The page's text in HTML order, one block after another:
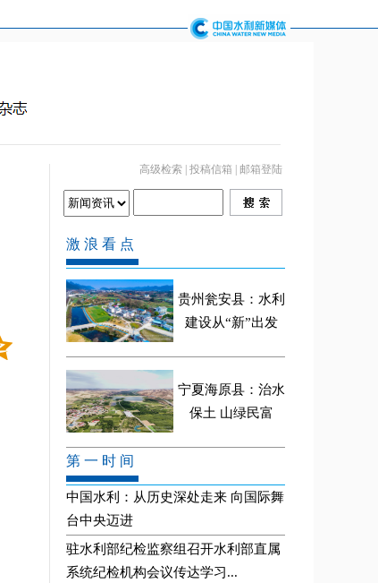
高级检索 投稿信箱 邮箱登陆